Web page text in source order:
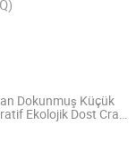
Dokunmuş Küçük
Ekolojik Dost Craft
Ltd.